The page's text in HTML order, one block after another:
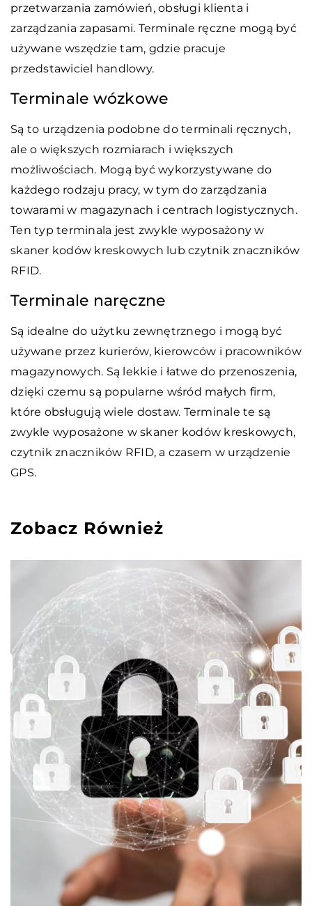
przetwarzania zamówień, obsługi klienta i
zarządzania zapasami. Terminale ręczne mogą być
używane wszędzie tam, gdzie pracuje
przedstawiciel handlowy.
Terminale wózkowe
Są to urządzenia podobne do terminali ręcznych,
ale o większych rozmiarach i większych
możliwościach. Mogą być wykorzystywane do
każdego rodzaju pracy, w tym do zarządzania
towarami w magazynach i centrach logistycznych.
Ten typ terminala jest zwykle wyposażony w
skaner kodów kreskowych lub czytnik znaczników
RFID.
Terminale naręczne
Są idealne do użytku zewnętrznego i mogą być
używane przez kurierów, kierowców i pracowników
magazynowych. Są lekkie i łatwe do przenoszenia,
dzięki czemu są popularne wśród małych firm,
które obsługują wiele dostaw. Terminale te są
zwykle wyposażone w skaner kodów kreskowych,
czytnik znaczników RFID, a czasem w urządzenie
GPS.
Zobacz Również